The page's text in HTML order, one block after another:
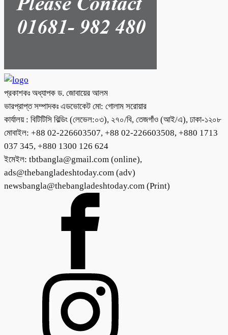
প্রকাশকঃ অধ্যাপক ড. জোবায়ের আলম
ভারপ্রাপ্ত সম্পাদকঃ এডভোকেট মো: গোলাম সরোয়ার
কার্যালয় : বিটিটিসি বিল্ডিং (লেভেল:০৩), ২৭০/বি, তেজগাঁও (আই/এ), ঢাকা-১২০৮
মোবাইল: +88 02-226603507, +88 02-226603508, +880 1713
037 345, +880 1300 126 624
ইমেইল: tbtbangla@gmail.com (online),
ads@thebangladeshtoday.com (adv)
newsbangla@thebangladeshtoday.com (Print)